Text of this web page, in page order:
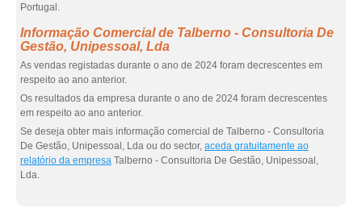
Portugal.
Informação Comercial de Talberno - Consultoria De
Gestão, Unipessoal, Lda
As vendas registadas durante o ano de 2024 foram decrescentes em
respeito ao ano anterior.
Os resultados da empresa durante o ano de 2024 foram decrescentes
em respeito ao ano anterior.
Se deseja obter mais informação comercial de Talberno - Consultoria
De Gestão, Unipessoal, Lda ou do sector, aceda gratuitamente ao
relatório da empresa Talberno - Consultoria De Gestão, Unipessoal,
Lda.